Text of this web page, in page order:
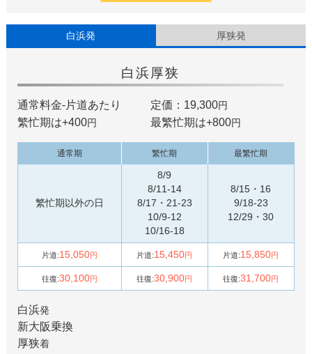
白浜発 厚狭発
白浜厚狭
通常料金-片道あたり 定価：19,300円
繁忙期は+400円 最繁忙期は+800円
通常期 繁忙期 最繁忙期
繁忙期以外の日
8/9
8/11-14
8/17・21-23
10/9-12
10/16-18
8/15・16
9/18-23
12/29・30
片道:15,050円 片道:15,450円 片道:15,850円
往復:30,100円 往復:30,900円 往復:31,700円
白浜発
新大阪乗換
厚狭着